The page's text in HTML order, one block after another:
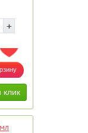
ДОБАВИТЬ В ИЗБРАННОЕ